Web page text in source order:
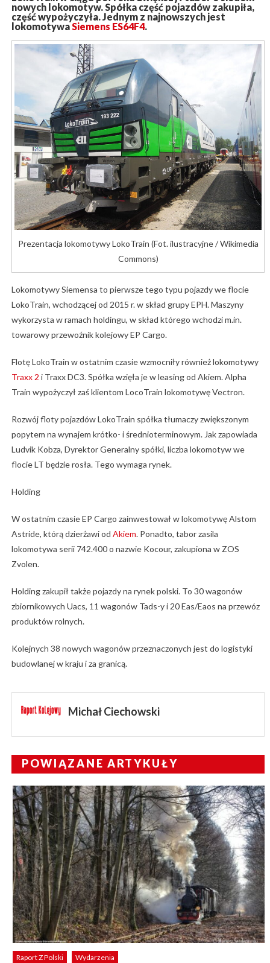
nowych lokomotyw. Spółka część pojazdów zakupiła,
część wypożyczyła. Jednym z najnowszych jest
lokomotywaSiemens ES64F4.
Prezentacja lokomotywy LokoTrain (Fot. ilustracyjne / Wikimedia
Commons)
Lokomotywy Siemensa to pierwsze tego typu pojazdy we flocie
LokoTrain, wchodzącej od 2015 r. w skład grupy EPH. Maszyny
wykorzysta w ramach holdingu, w skład którego wchodzi m.in.
towarowy przewoźnik kolejowy EP Cargo.
Flotę LokoTrain w ostatnim czasie wzmocniły również lokomotywy
Traxx 2 i Traxx DC3. Spółka wzięła je w leasing od Akiem. Alpha
Train wypożyczył zaś klientom LocoTrain lokomotywę Vectron.
Rozwój floty pojazdów LokoTrain spółka tłumaczy zwiększonym
popytem na wynajem krótko- i średnioterminowym. Jak zapowiada
Ludvik Kobza, Dyrektor Generalny spółki, liczba lokomotyw we
flocie LT będzie rosła. Tego wymaga rynek.
Holding
W ostatnim czasie EP Cargo zainwestował w lokomotywę Alstom
Astride, którą dzierżawi od Akiem. Ponadto, tabor zasila
lokomotywa serii 742.400 o nazwie Kocour, zakupiona w ZOS
Zvolen.
Holding zakupił także pojazdy na rynek polski. To 30 wagonów
zbiornikowych Uacs, 11 wagonów Tads-y i 20 Eas/Eaos na przewóz
produktów rolnych.
Kolejnych 38 nowych wagonów przeznaczonych jest do logistyki
budowlanej w kraju i za granicą.
Michał Ciechowski
POWIĄZANE ARTYKUŁY
Raport Z Polski Wydarzenia